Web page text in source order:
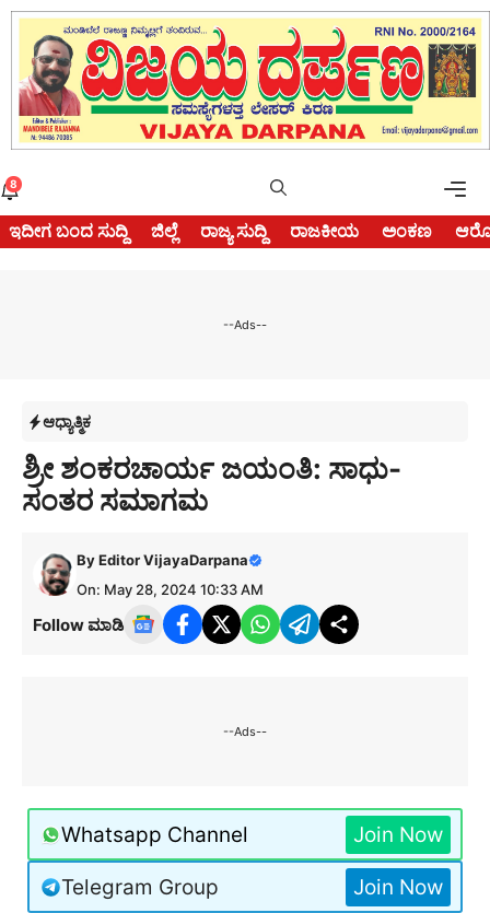
Skip
content
8
ಇದೀಗ ಬಂದ ಸುದ್ದಿ ಜಿಲ್ಲೆ ರಾಜ್ಯ ಸುದ್ದಿ ರಾಜಕೀಯ ಅಂಕಣ
--Ads--
ಆಧ್ಯಾತ್ಮಿಕ
ಶ್ರೀ ಶಂಕರಚಾರ್ಯ ಜಯಂತಿ: ಸಾಧು-
ಸಂತರ ಸಮಾಗಮ
ByEditor VijayaDarpana
On: May 28, 2024 10:33 AM
Follow ಮಾಡಿ
--Ads--
Whatsapp Channel Join Now
Telegram Group Join Now